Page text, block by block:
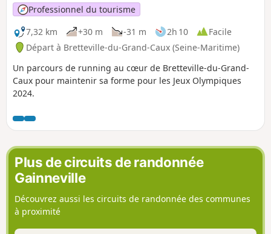
Professionnel du tourisme
7,32 km
+30 m -31 m 2h 10
Facile
Départ à Bretteville-du-Grand-Caux (Seine-Maritime)
Un parcours de running au cœur de Bretteville-du-Grand-
Caux pour maintenir sa forme pour les Jeux Olympiques
2024.
Plus de circuits de randonnée
Gainneville
Découvrez aussi les circuits de randonnée des communes
à proximité